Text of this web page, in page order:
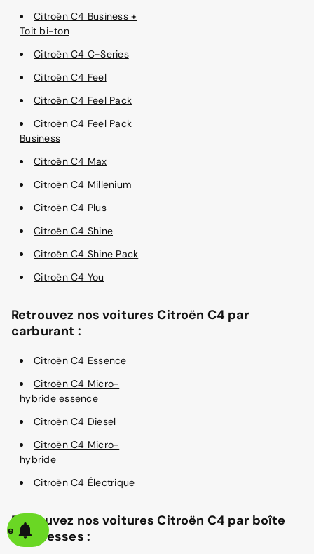
Citroën C4 Business +
Toit bi-ton
Citroën C4 C-Series
Citroën C4 Feel
Citroën C4 Feel Pack
Citroën C4 Feel Pack
Business
Citroën C4 Max
Citroën C4 Millenium
Citroën C4 Plus
Citroën C4 Shine
Citroën C4 Shine Pack
Citroën C4 You
Retrouvez nos voitures Citroën C4 par
carburant :
Citroën C4 Essence
Citroën C4 Micro-
hybride essence
Citroën C4 Diesel
Citroën C4 Micro-
hybride
Citroën C4 Électrique
Retrouvez nos voitures Citroën C4 par boîte
de vitesses :